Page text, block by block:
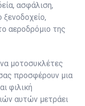
ασφάλιση,
αεροδρόμιο της
μοτοσυκλέτες
προσφέρουν μια
φιλική
αυτών μετράει